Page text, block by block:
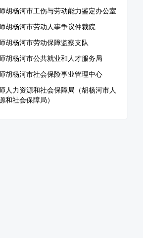
胡杨河市工伤与劳动能力鉴定办公室
胡杨河市劳动人事争议仲裁院
胡杨河市劳动保障监察支队
胡杨河市公共就业和人才服务局
胡杨河市社会保险事业管理中心
人力资源和社会保障局（胡杨河市人
和社会保障局）